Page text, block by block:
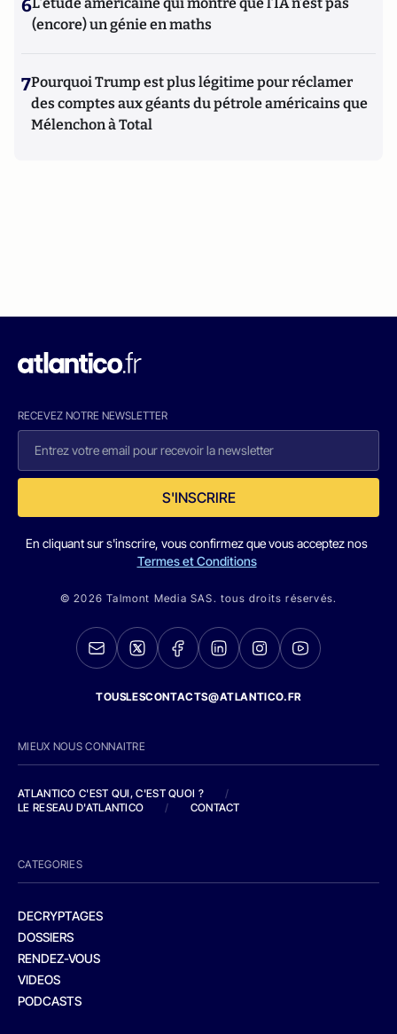
6
(encore) un génie en maths
7Pourquoi Trump est plus légitime pour réclamer
des comptes aux géants du pétrole américains que
Mélenchon à Total
RECEVEZ NOTRE NEWSLETTER
S'INSCRIRE
En cliquant sur s'inscrire, vous confirmez que vous acceptez nos
Termes et Conditions
© 2026 Talmont Media SAS. tous droits réservés.
TOUSLESCONTACTS@ATLANTICO.FR
MIEUX NOUS CONNAITRE
ATLANTICO C'EST QUI, C'EST QUOI ?
/
LE RESEAU D'ATLANTICO
/ CONTACT
CATEGORIES
DECRYPTAGES
DOSSIERS
RENDEZ-VOUS
VIDEOS
PODCASTS